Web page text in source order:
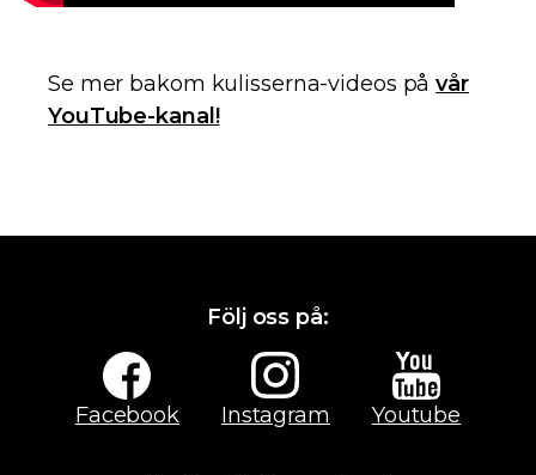
Se mer bakom kulisserna-videos påvår
YouTube-kanal!
Följ oss på:
Facebook Instagram Youtube